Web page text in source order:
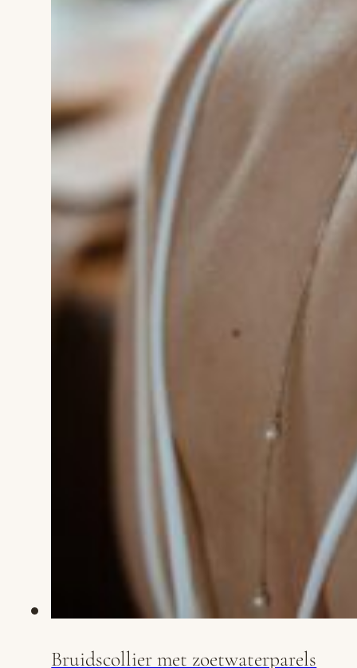
Bruidscollier met zoetwaterparels